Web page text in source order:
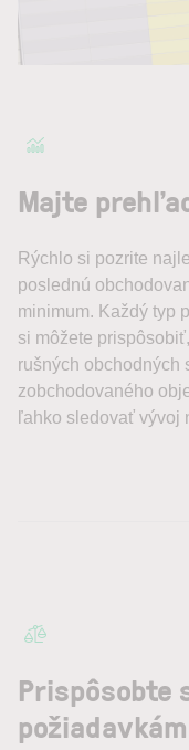
Majte
Rýchlo si pozrite
poslednú
minimum. Každý typ
si môžete
rušných obchodných
zobchodovaného
ľahko sledovať vývoj
Prispôsobte
požiadavkám